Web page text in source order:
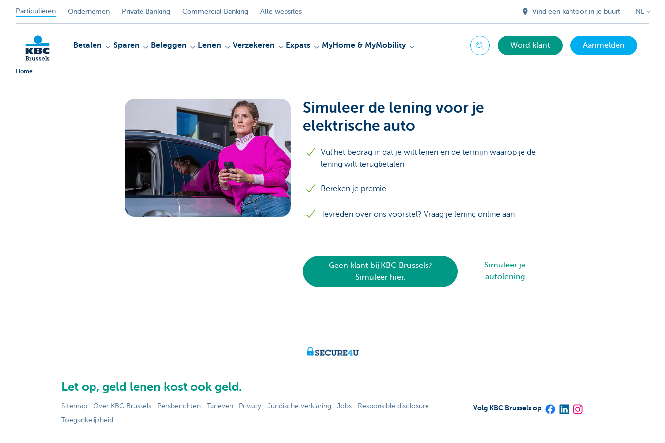
Particulieren Ondernemen Private Banking Commercial Banking Alle websites Vind een kantoor in je buurt NL
Betalen Sparen Beleggen Lenen Verzekeren Expats MyHome & MyMobility Zoeken Word klant Aanmelden
Home
Simuleer de lening voor je
elektrische auto
Vul het bedrag in dat je wilt lenen en de termijn waarop je de
lening wilt terugbetalen
Bereken je premie
Tevreden over ons voorstel? Vraag je lening online aan
Geen klant bij KBC Brussels?
Simuleer hier.
Simuleer je
autolening
Let op, geld lenen kost ook geld.
Sitemap Over KBC Brussels Persberichten Tarieven Privacy Juridische verklaring Jobs
Responsible disclosure
Toegankelijkheid
Volg KBC Brussels op